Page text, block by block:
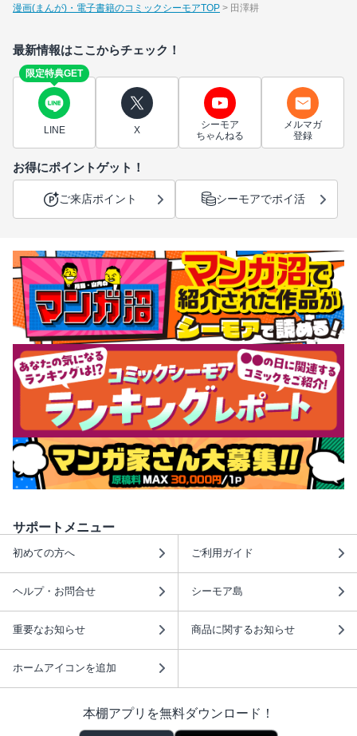
漫画(まんが)・電子書籍のコミックシーモアTOP 田澤耕
最新情報はここからチェック！
限定特典GET
LINE X
シーモア
ちゃんねる
メルマガ
登録
お得にポイントゲット！
ご来店ポイント シーモアでポイ活
サポートメニュー
初めての方へ ご利用ガイド
ヘルプ・お問合せ シーモア島
重要なお知らせ 商品に関するお知らせ
ホームアイコンを追加
本棚アプリを無料ダウンロード！